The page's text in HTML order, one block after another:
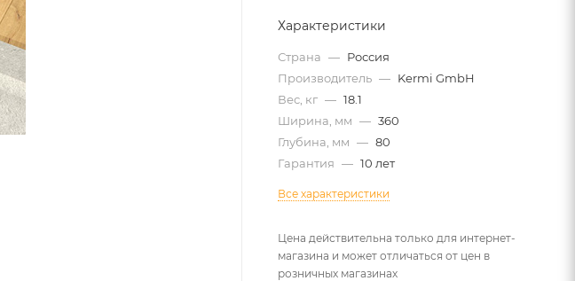
Характеристики
Страна — Россия
Производитель — Kermi GmbH
Вес, кг — 18.1
Ширина, мм — 360
Глубина, мм — 80
Гарантия — 10 лет
Все характеристики
Цена действительна только для интернет-
магазина и может отличаться от цен в
розничных магазинах